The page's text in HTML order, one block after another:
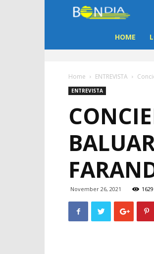
Dia
di
Aruba
HOME
Home ENTREVISTA
ENTREVISTA
November 26, 2021 1629